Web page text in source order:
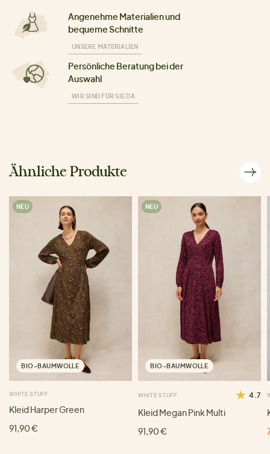
Angenehme Materialien und
bequeme Schnitte
UNSERE MATERIALIEN
Persönliche Beratung bei der
Auswahl
WIR SIND FÜR SIE DA
Ähnliche Produkte
NEU
BIO-BAUMWOLLE
WHITE STUFF
Kleid Harper Green
91,90 €
NEU
BIO-BAUMWOLLE
WHITE STUFF 4.7
Kleid Megan Pink Multi
91,90 €